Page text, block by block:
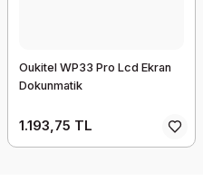
Oukitel WP33 Pro Lcd Ekran
Dokunmatik
1.193,75 TL